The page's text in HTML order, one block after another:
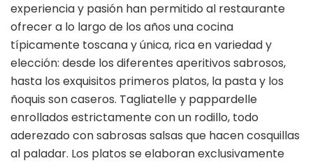
experiencia y pasión han permitido al restaurante
ofrecer a lo largo de los años una cocina
típicamente toscana y única, rica en variedad y
elección: desde los diferentes aperitivos sabrosos,
hasta los exquisitos primeros platos, la pasta y los
ñoquis son caseros. Tagliatelle y pappardelle
enrollados estrictamente con un rodillo, todo
aderezado con sabrosas salsas que hacen cosquillas
al paladar. Los platos se elaboran exclusivamente